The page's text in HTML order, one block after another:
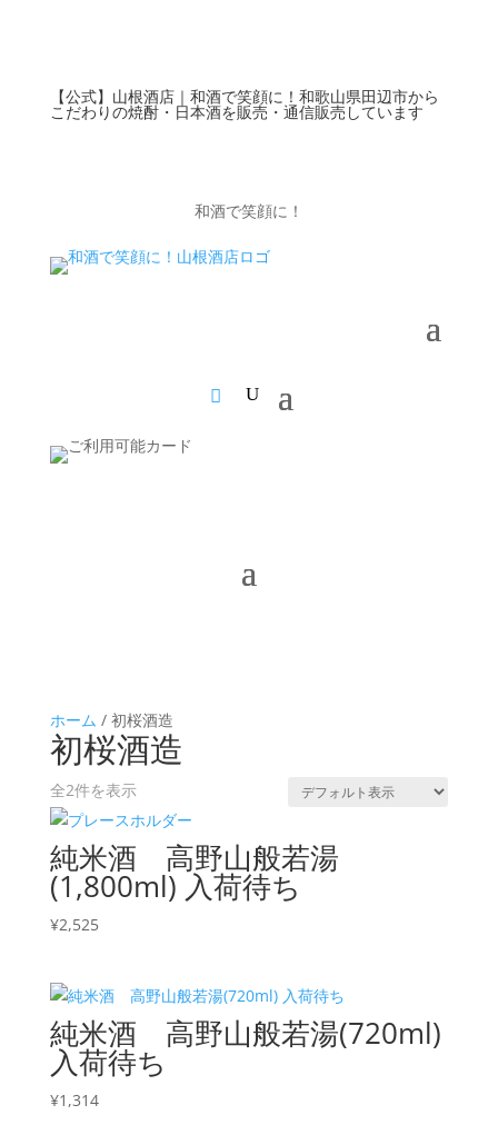
【公式】山根酒店｜和酒で笑顔に！和歌山県田辺市から
こだわりの焼酎・日本酒を販売・通信販売しています
和酒で笑顔に！
ホーム / 初桜酒造
初桜酒造
全2件を表示
純米酒 高野山般若湯
(1,800ml) 入荷待ち
¥2,525
純米酒 高野山般若湯(720ml)
入荷待ち
¥1,314